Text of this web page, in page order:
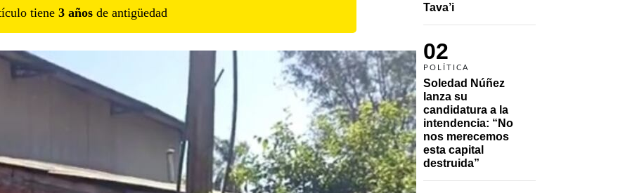
Tava’i
02
POLÍTICA
Soledad Núñez
lanza su
candidatura a la
intendencia: “No
nos merecemos
esta capital
destruida”
tiene 3 años de antigüedad